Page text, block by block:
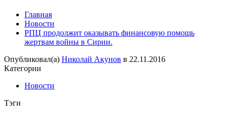
Главная
Новости
РПЦ продолжит оказывать финансовую помощь
жертвам войны в Сирии.
Опубликовал(а) Николай Акунов в 22.11.2016
Категории
Новости
Тэги